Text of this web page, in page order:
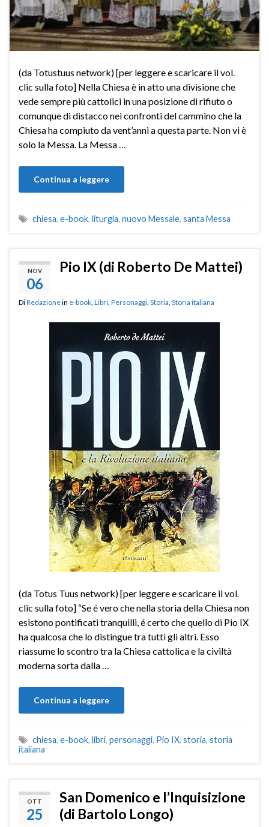
(da Totustuus network) [per leggere e scaricare il vol.
clic sulla foto] Nella Chiesa è in atto una divisione che
vede sempre più cattolici in una posizione di rifiuto o
comunque di distacco nei confronti del cammino che la
Chiesa ha compiuto da vent’anni a questa parte. Non vi è
solo la Messa. La Messa …
Continua a leggere
chiesa, e-book, liturgia, nuovo Messale, santa Messa
NOV
06
Pio IX (di Roberto De Mattei)
DiRedazionein e-book Libri Personaggi Storia Storia italiana
(da Totus Tuus network) [per leggere e scaricare il vol.
clic sulla foto] “Se é vero che nella storia della Chiesa non
esistono pontificati tranquilli, é certo che quello di Pio IX
ha qualcosa che lo distingue tra tutti gli altri. Esso
riassume lo scontro tra la Chiesa cattolica e la civiltà
moderna sorta dalla …
Continua a leggere
chiesa, e-book, libri, personaggi, Pio IX, storia, storia
italiana
OTT
25
San Domenico e l’Inquisizione
(di Bartolo Longo)